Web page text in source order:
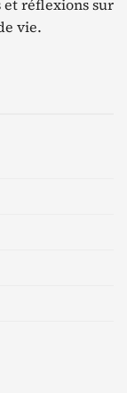
réflexions sur
vie.